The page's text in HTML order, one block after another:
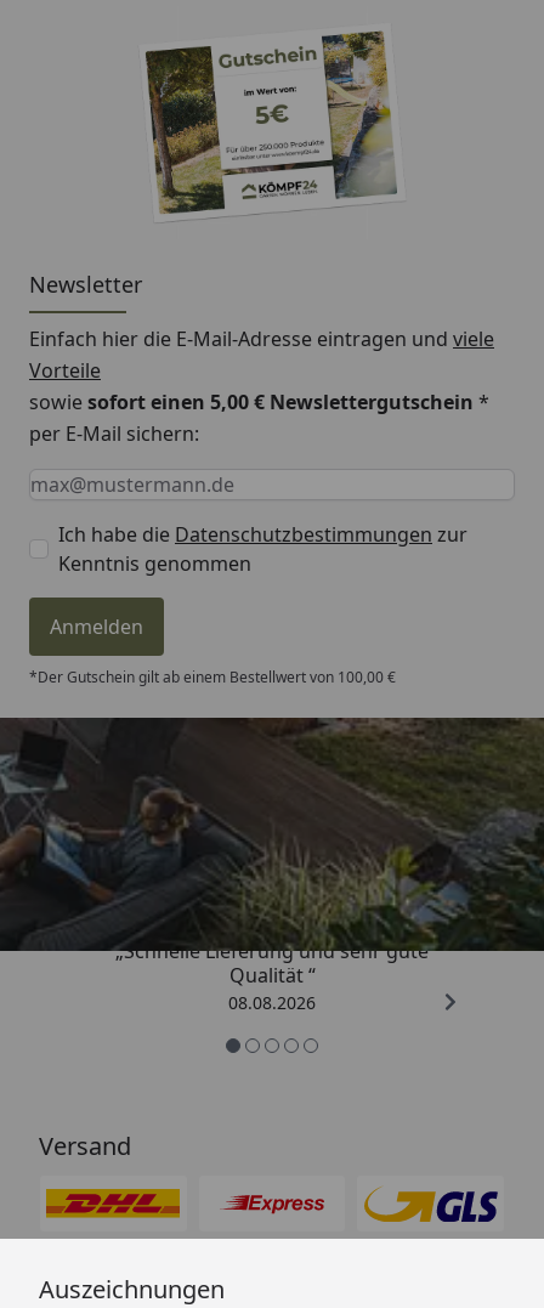
Newsletter
Einfach hier die E-Mail-Adresse eintragen und viele
Vorteile
sowiesofort einen 5,00 € Newslettergutschein *
per E-Mail sichern:
Keine Eingabe erforderlich
Eingabe erforderlich
E-Mail *
Ich habe die Datenschutzbestimmungen zur
Kenntnis genommen
Anmelden
*Der Gutschein gilt ab einem Bestellwert von 100,00 €
Trusted Shops
4,81/ 5
„Schnelle Lieferung und sehr gute
Qualität “
08.08.2026
Versand
Auszeichnungen